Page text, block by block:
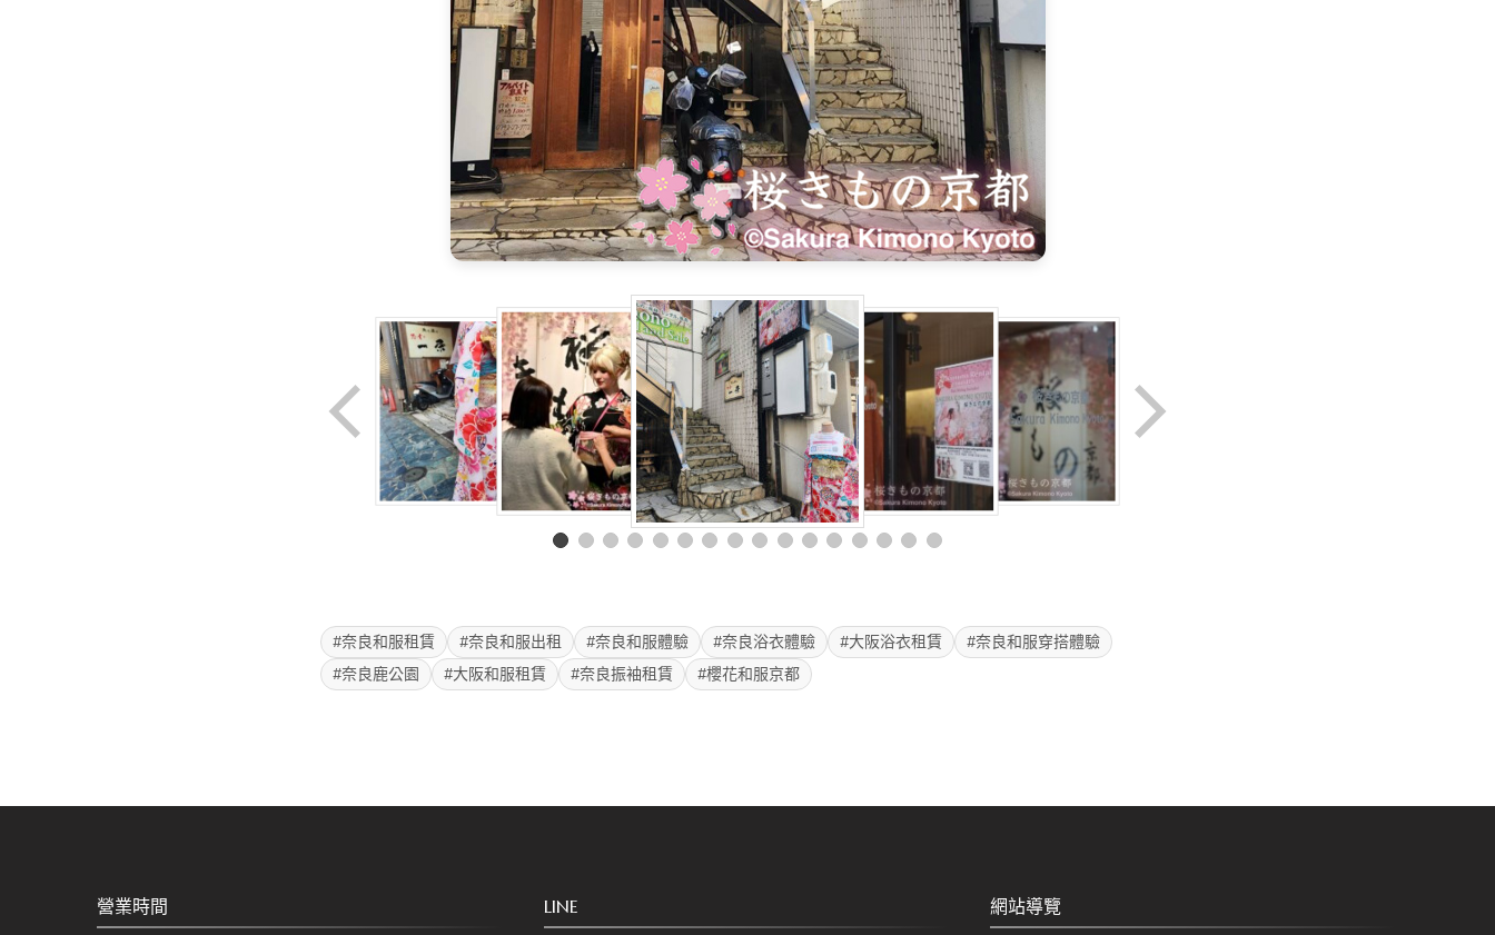
#奈良和服租賃 #奈良和服出租 #奈良和服體驗 #奈良浴衣體驗 #大阪浴衣租賃
#奈良和服穿搭體驗
#奈良鹿公園
#大阪和服租賃 #奈良振袖租賃 #櫻花和服京都
營業時間 LINE 網站導覽